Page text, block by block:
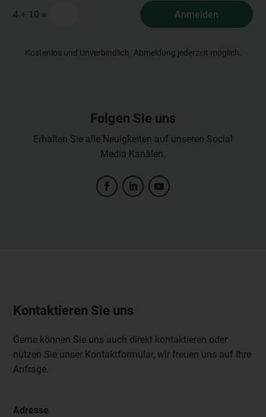
4 + 10 = Anmelden
Kostenlos und Unverbindlich. Abmeldung jederzeit möglich.
Folgen Sie uns
Erhalten Sie alle Neuigkeiten auf unseren Social
Media Kanälen.
Kontaktieren Sie uns
Gerne können Sie uns auch direkt kontaktieren oder
nutzen Sie unser Kontaktformular, wir freuen uns auf Ihre
Anfrage.
Adresse